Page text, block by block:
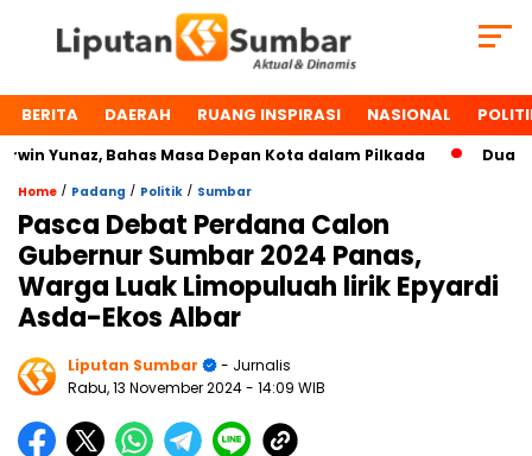
BERITA DAERAH RUANG INSPIRASI NASIONAL
Yunaz, Bahas Masa Depan Kota dalam Pilkada Dua
Home / Padang / Politik / Sumbar
Pasca Debat Perdana Calon
Gubernur Sumbar 2024 Panas,
Warga Luak Limopuluah lirik Epyardi
Asda-Ekos Albar
Liputan Sumbar
- Jurnalis
Rabu, 13 November 2024- 14:09 WIB